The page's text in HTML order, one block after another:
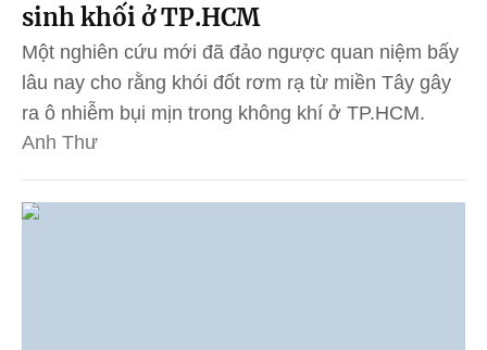
sinh khối ở TP.HCM
Một nghiên cứu mới đã đảo ngược quan niệm bấy
lâu nay cho rằng khói đốt rơm rạ từ miền Tây gây
ra ô nhiễm bụi mịn trong không khí ở TP.HCM.
Anh Thư